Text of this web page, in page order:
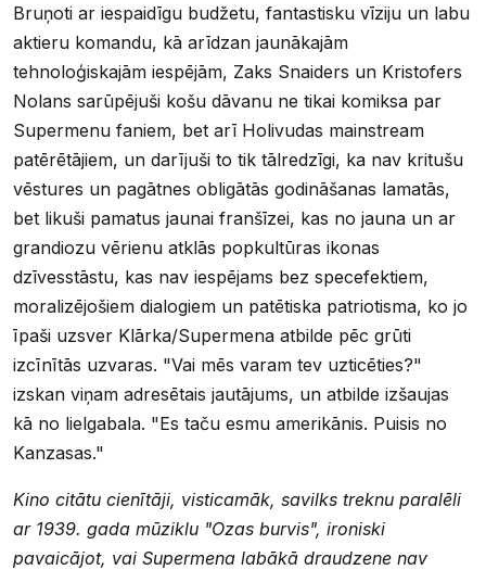
Bruņoti ar iespaidīgu budžetu, fantastisku vīziju un labu
aktieru komandu, kā arīdzan jaunākajām
tehnoloģiskajām iespējām, Zaks Snaiders un Kristofers
Nolans sarūpējuši košu dāvanu ne tikai komiksa par
Supermenu faniem, bet arī Holivudas mainstream
patērētājiem, un darījuši to tik tālredzīgi, ka nav kritušu
vēstures un pagātnes obligātās godināšanas lamatās,
bet likuši pamatus jaunai franšīzei, kas no jauna un ar
grandiozu vērienu atklās popkultūras ikonas
dzīvesstāstu, kas nav iespējams bez specefektiem,
moralizējošiem dialogiem un patētiska patriotisma, ko jo
īpaši uzsver Klārka/Supermena atbilde pēc grūti
izcīnītās uzvaras. "Vai mēs varam tev uzticēties?"
izskan viņam adresētais jautājums, un atbilde izšaujas
kā no lielgabala. "Es taču esmu amerikānis. Puisis no
Kanzasas."
Kino citātu cienītāji, visticamāk, savilks treknu paralēli
ar 1939. gada mūziklu "Ozas burvis", ironiski
pavaicājot, vai Supermena labākā draudzene nav